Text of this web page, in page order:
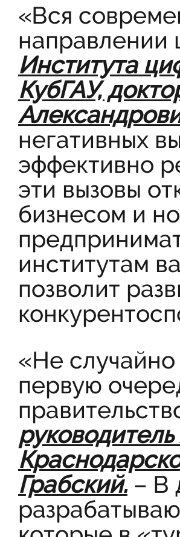
«Вся
направлении
Института
КубГАУ,
негативных
эффективно
эти вызовы
бизнесом и
институтам
позволит
«Не
первую
Грабский.– В